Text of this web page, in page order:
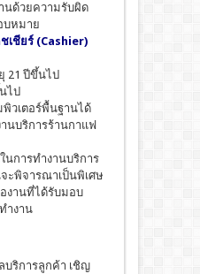
นด้วยความรับผิด
บหมาย
เชียร์ (Cashier)
21 ปีขึ้นไป
ไป
วเตอร์พื้นฐานได้
นบริการร้านกาแฟ
การทำงานบริการ
ะพิจารณาเป็นพิเศษ
งานที่ได้รับมอบ
ำงาน
บริการลูกค้า เชิญ